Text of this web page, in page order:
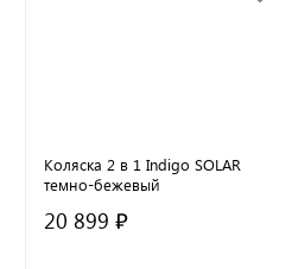
Коляска 2 в 1 Indigo SOLAR
темно-бежевый
20 899 ₽